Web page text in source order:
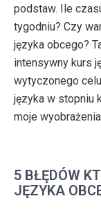
podstaw. Ile
tygodniu? Czy
języka obcego?
intensywny kurs
wytyczonego
języka w stopniu
moje
5 BŁĘDÓW
JĘZYKA